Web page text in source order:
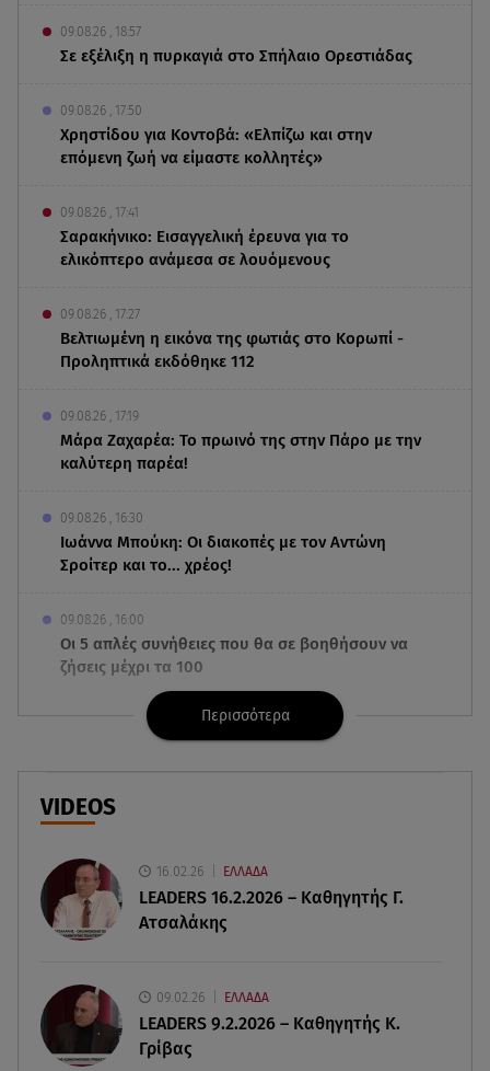
09.08.26 , 18:57
Σε εξέλιξη η πυρκαγιά στο Σπήλαιο Ορεστιάδας
09.08.26 , 17:50
Χρηστίδου για Κοντοβά: «Ελπίζω και στην
επόμενη ζωή να είμαστε κολλητές»
09.08.26 , 17:41
Σαρακήνικο: Εισαγγελική έρευνα για το
ελικόπτερο ανάμεσα σε λουόμενους
09.08.26 , 17:27
Βελτιωμένη η εικόνα της φωτιάς στο Κορωπί -
Προληπτικά εκδόθηκε 112
09.08.26 , 17:19
Μάρα Ζαχαρέα: Το πρωινό της στην Πάρο με την
καλύτερη παρέα!
09.08.26 , 16:30
Ιωάννα Μπούκη: Οι διακοπές με τον Αντώνη
Σροίτερ και το... χρέος!
09.08.26 , 16:00
Οι 5 απλές συνήθειες που θα σε βοηθήσουν να
ζήσεις μέχρι τα 100
09.08.26 , 15:54
Μέγκαν Μαρκλ - Πρίγκιπας Χάρι: Πόσταραν selfie
από το ταξίδι στον Καναδά
09.08.26 , 15:40
Μοτζταμπά Χαμενεΐ
09.08.26 , 15:16
09.08.26 , 14:42
Τουρισμός για Όλους 2026-2027: Ποια ΑΦΜ
Περισσότερα
VIDEOS
16.02.26 ΕΛΛΑΔΑ
LEADERS 16.2.2026 – Καθηγητής Γ.
Ατσαλάκης
09.02.26 ΕΛΛΑΔΑ
LEADERS 9.2.2026 – Καθηγητής Κ.
Γρίβας